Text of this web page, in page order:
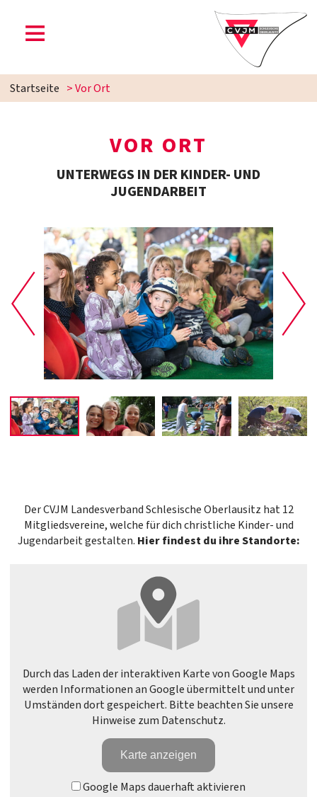
Startseite >Vor Ort
VOR ORT
UNTERWEGS IN DER KINDER- UND
JUGENDARBEIT
Der CVJM Landesverband Schlesische Oberlausitz hat 12
Mitgliedsvereine, welche für dich christliche Kinder- und
Jugendarbeit gestalten. Hier findest du ihre Standorte:
Durch das Laden der interaktiven Karte von Google Maps
werden Informationen an Google übermittelt und unter
Umständen dort gespeichert. Bitte beachten Sie unsere
Hinweise zum Datenschutz.
Karte anzeigen
Google Maps dauerhaft aktivieren